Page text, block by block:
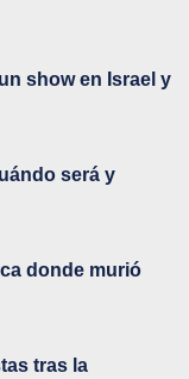
show en Israel y
será y
donde murió
tras la